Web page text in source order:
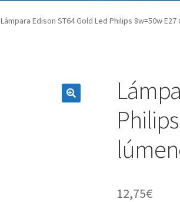
Lámpara Edison ST64 Gold Led Philips 8w=50w E27
12,75€